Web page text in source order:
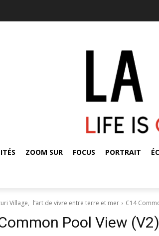
ZOOM SUR FOCUS PORTRAIT
Village, l’art de vivre entre terre et mer C14
Pool View (V2)